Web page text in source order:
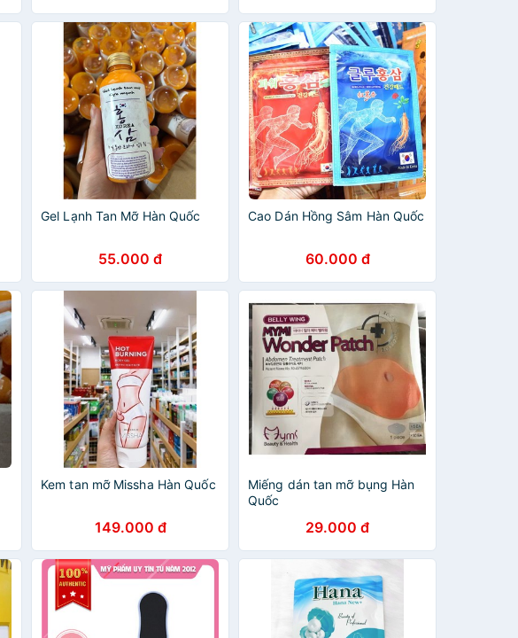
Gel Lạnh Tan Mỡ Hàn Quốc
55.000 đ
Cao Dán Hồng Sâm Hàn Quốc
60.000 đ
Kem tan mỡ Missha Hàn Quốc
149.000 đ
Miếng dán tan mỡ bụng Hàn
Quốc
29.000 đ